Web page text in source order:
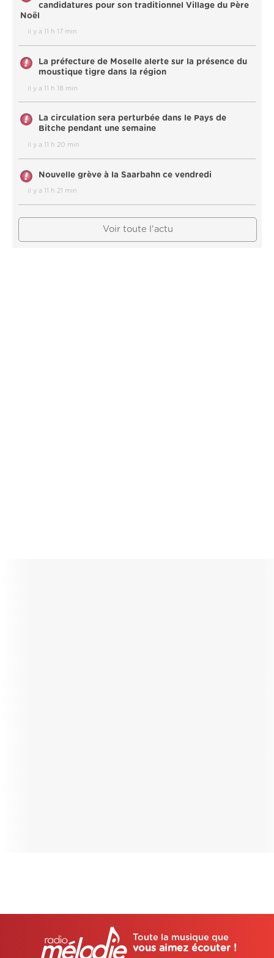
candidatures pour son traditionnel Village du Père
Noël
il y a 11 h 17 min
La préfecture de Moselle alerte sur la présence du
moustique tigre dans la région
il y a 11 h 18 min
La circulation sera perturbée dans le Pays de
Bitche pendant une semaine
il y a 11 h 20 min
Nouvelle grève à la Saarbahn ce vendredi
il y a 11 h 21 min
Voir toute l'actu
Toute la musique que
vous aimez écouter !